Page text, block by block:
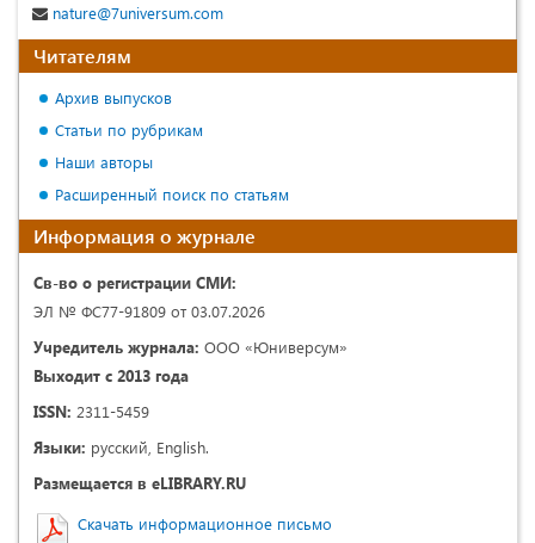
nature@7universum.com
Читателям
Архив выпусков
Статьи по рубрикам
Наши авторы
Расширенный поиск по статьям
Информация о журнале
Св-во о регистрации СМИ:
ЭЛ № ФС77-91809 от 03.07.2026
Учредитель журнала: ООО «Юниверсум»
Выходит с 2013 года
ISSN: 2311-5459
Языки: русский, English.
Размещается в eLIBRARY.RU
Скачать информационное письмо